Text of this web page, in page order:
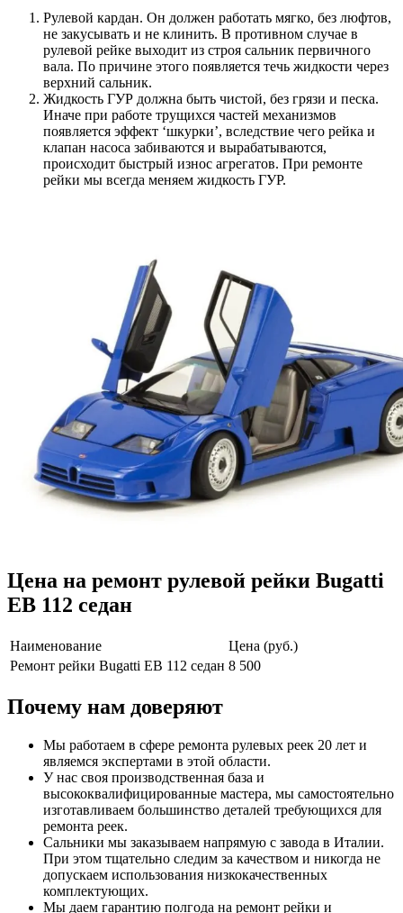
Рулевой кардан. Он должен работать мягко, без люфтов,
не закусывать и не клинить. В противном случае в
рулевой рейке выходит из строя сальник первичного
вала. По причине этого появляется течь жидкости через
верхний сальник.
Жидкость ГУР должна быть чистой, без грязи и песка.
Иначе при работе трущихся частей механизмов
появляется эффект ‘шкурки’, вследствие чего рейка и
клапан насоса забиваются и вырабатываются,
происходит быстрый износ агрегатов. При ремонте
рейки мы всегда меняем жидкость ГУР.
Цена на ремонт рулевой рейки Bugatti
EB 112 седан
Наименование
Цена (руб.)
Ремонт рейки Bugatti EB 112 седан 8 500
Почему нам доверяют
Мы работаем в сфере ремонта рулевых реек 20 лет и
являемся экспертами в этой области.
У нас своя производственная база и
высококвалифицированные мастера, мы самостоятельно
изготавливаем большинство деталей требующихся для
ремонта реек.
Сальники мы заказываем напрямую с завода в Италии.
При этом тщательно следим за качеством и никогда не
допускаем использования низкокачественных
комплектующих.
Мы даем гарантию полгода на ремонт рейки и